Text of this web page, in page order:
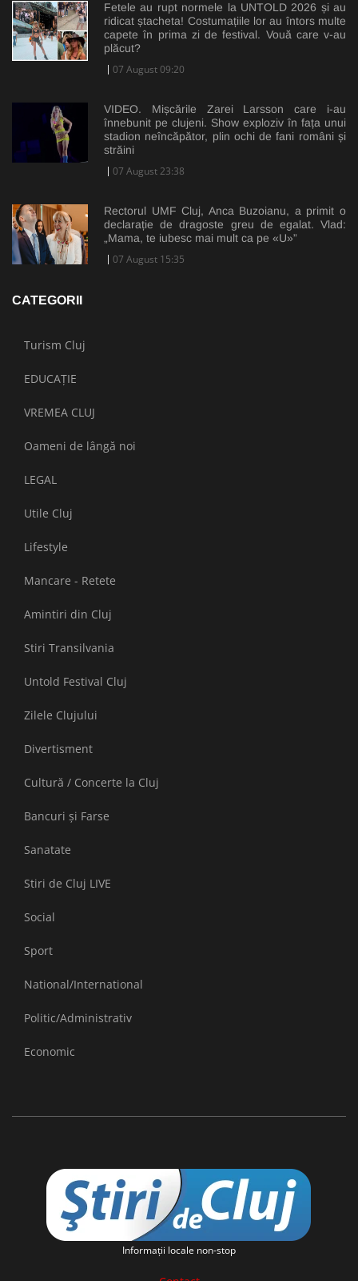
Fetele au rupt normele la UNTOLD 2026 și au
ridicat ștacheta! Costumațiile lor au întors multe
capete în prima zi de festival. Vouă care v-au
plăcut?
07 August 09:20
VIDEO. Mișcările Zarei Larsson care i-au
înnebunit pe clujeni. Show exploziv în fața unui
stadion neîncăpător, plin ochi de fani români și
străini
07 August 23:38
Rectorul UMF Cluj, Anca Buzoianu, a primit o
declarație de dragoste greu de egalat. Vlad:
„Mama, te iubesc mai mult ca pe «U»”
07 August 15:35
CATEGORII
Turism Cluj
EDUCAȚIE
VREMEA CLUJ
Oameni de lângă noi
LEGAL
Utile Cluj
Lifestyle
Mancare - Retete
Amintiri din Cluj
Stiri Transilvania
Untold Festival Cluj
Zilele Clujului
Divertisment
Cultură / Concerte la Cluj
Bancuri și Farse
Sanatate
Stiri de Cluj LIVE
Social
Sport
National/International
Politic/Administrativ
Economic
Informaţii locale non-stop